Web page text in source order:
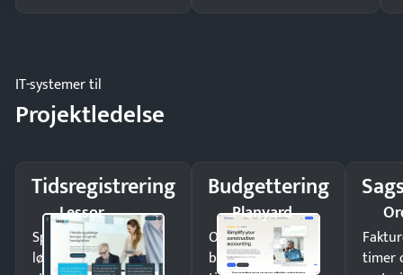
IT-systemer til
Projektledelse
Tidsregistrering
Lessor
Spar tid på
lønberegning og få
Budgettering
Planyard
Opdag
budgetafvigelser i
timer